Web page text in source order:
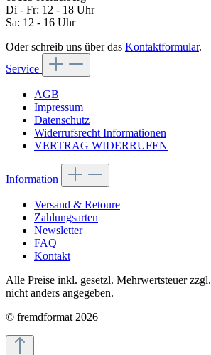
Di - Fr: 12 - 18 Uhr
Sa: 12 - 16 Uhr
Oder schreib uns über das Kontaktformular.
Service
AGB
Impressum
Datenschutz
Widerrufsrecht Informationen
VERTRAG WIDERRUFEN
Information
Versand & Retoure
Zahlungsarten
Newsletter
FAQ
Kontakt
Alle Preise inkl. gesetzl. Mehrwertsteuer zzgl.
nicht anders angegeben.
© fremdformat 2026